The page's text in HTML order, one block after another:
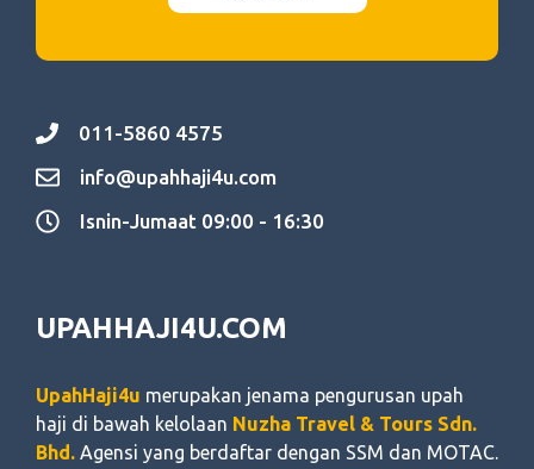
011-5860 4575
info@upahhaji4u.com
Isnin-Jumaat 09:00 - 16:30
UPAHHAJI4U.COM
UpahHaji4u merupakan jenama pengurusan upah
haji di bawah kelolaan Nuzha Travel & Tours Sdn.
Bhd. Agensi yang berdaftar dengan SSM dan MOTAC.